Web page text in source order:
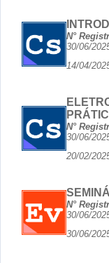
N°
30/06/
14/04/
N°
30/06/
20/02/
N°
30/06/
30/06/